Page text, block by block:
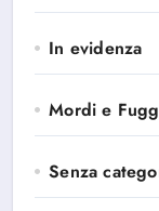
In evidenza
Mordi e
Senza